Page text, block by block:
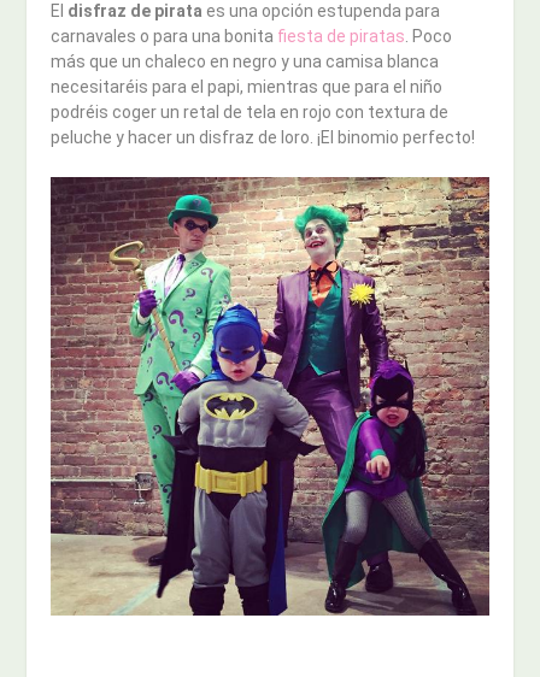
El disfraz de pirata es una opción estupenda para
carnavales o para una bonita fiesta de piratas . Poco
más que un chaleco en negro y una camisa blanca
necesitaréis para el papi, mientras que para el niño
podréis coger un retal de tela en rojo con textura de
peluche y hacer un disfraz de loro. ¡El binomio perfecto!